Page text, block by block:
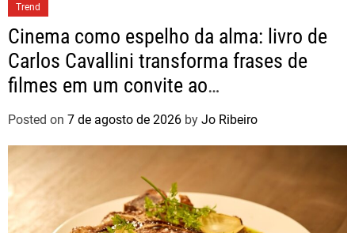
Trend
Cinema como espelho da alma: livro de
Carlos Cavallini transforma frases de
filmes em um convite ao
autoconhecimento
Posted on 7 de agosto de 2026 by Jo Ribeiro